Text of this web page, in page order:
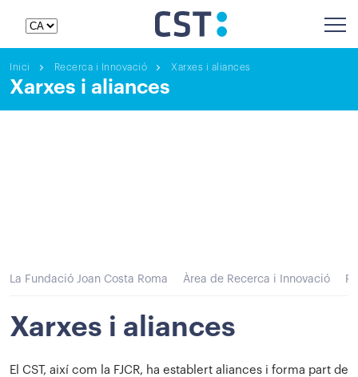
Inici Recerca i Innovació Xarxes i aliances
Xarxes i aliances
La Fundació Joan Costa Roma Àrea de Recerca i Innovació
Xarxes i aliances
El CST, així com la FJCR, ha establert aliances i forma part de